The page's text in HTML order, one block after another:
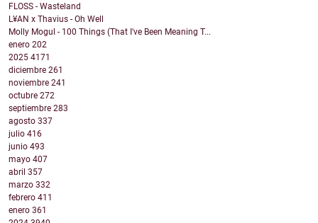
FLOSS - Wasteland
L¥AN x Thavius - Oh Well
Molly Mogul - 100 Things (That I've Been Meaning T...
enero 202
2025 4171
diciembre 261
noviembre 241
octubre 272
septiembre 283
agosto 337
julio 416
junio 493
mayo 407
abril 357
marzo 332
febrero 411
enero 361